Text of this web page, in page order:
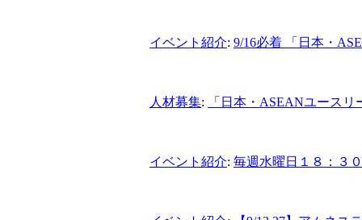
イベント紹介: 9/16必着 「日本・
人材募集: 「日本・ASEANユース
イベント紹介: 毎週水曜日１８：３